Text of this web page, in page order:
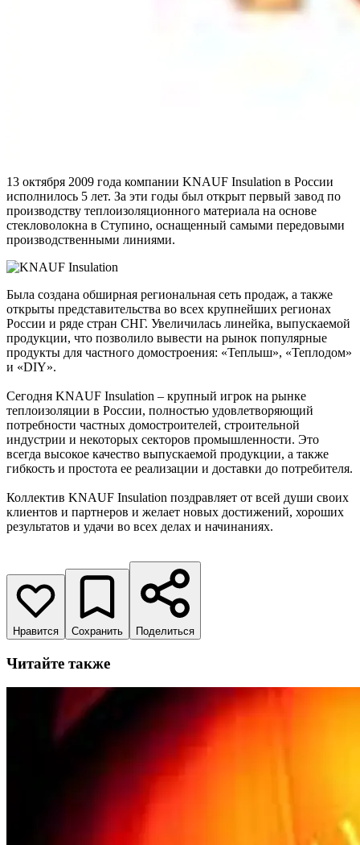
13 октября 2009 года компании KNAUF Insulation в России
исполнилось 5 лет. За эти годы был открыт первый завод по
производству теплоизоляционного материала на основе
стекловолокна в Ступино, оснащенный самыми передовыми
производственными линиями.
Была создана обширная региональная сеть продаж, а также
открыты представительства во всех крупнейших регионах
России и ряде стран СНГ. Увеличилась линейка, выпускаемой
продукции, что позволило вывести на рынок популярные
продукты для частного домостроения: «Теплыш», «Теплодом»
и «DIY».
Сегодня KNAUF Insulation – крупный игрок на рынке
теплоизоляции в России, полностью удовлетворяющий
потребности частных домостроителей, строительной
индустрии и некоторых секторов промышленности. Это
всегда высокое качество выпускаемой продукции, а также
гибкость и простота ее реализации и доставки до потребителя.
Коллектив KNAUF Insulation поздравляет от всей души своих
клиентов и партнеров и желает новых достижений, хороших
результатов и удачи во всех делах и начинаниях.
Нравится Сохранить Поделиться
Читайте также